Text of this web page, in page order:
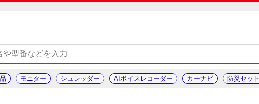
モニター シュレッダー AIボイスレコーダー カーナビ 防災セット